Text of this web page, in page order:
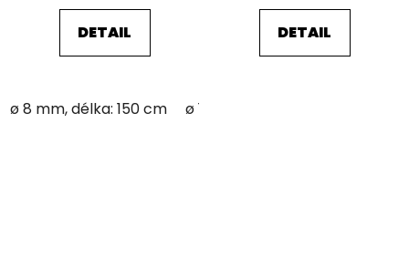
DETAIL
ø 8 mm, délka: 150 cm ø 12 mm; délka: 150 cm
DETAIL